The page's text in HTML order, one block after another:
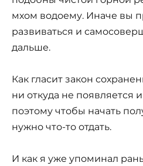
мхом водоему. Иначе вы
развиваться и
дальше.
Как гласит закон
ни откуда не появляется
поэтому чтобы начать
нужно что-то отдать.
И как я уже упоминал